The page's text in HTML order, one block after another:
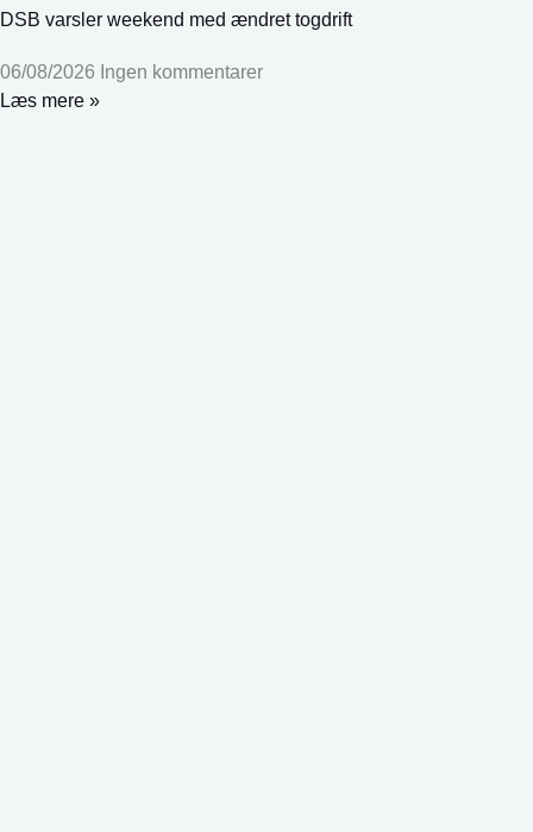
DSB varsler weekend med ændret togdrift
06/08/2026 Ingen kommentarer
Læs mere »